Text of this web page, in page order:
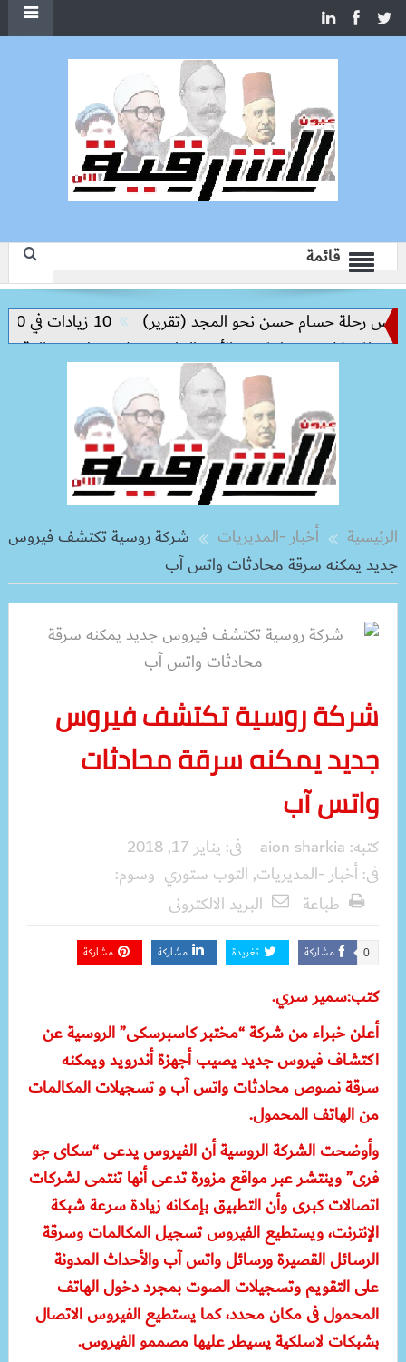
قائمة
رحلة حسام حسن نحو المجد (تقرير)
10 زيادات في 10 سنوات.. هل حان الوقت لرفع دعم البنزين نهائيا؟
الأمن العام يضبط 15 طن من الدقيق الأبيض المدعم
الرئيسية أخبار -المديريات
شركة روسية تكتشف فيروس
جديد يمكنه سرقة محادثات واتس آب
شركة روسية تكتشف فيروس
جديد يمكنه سرقة محادثات
واتس آب
كتبه: aion sharkia فى: يناير 17, 2018
فى:أخبار -المديريات, التوب ستوري وسوم:
طباعة
البريد الالكترونى
مشاركة 0 تغريدة مشاركة مشاركة
كتب:سمير سري.
أعلن خبراء من شركة “مختبر كاسبرسكى” الروسية عن
اكتشاف فيروس جديد يصيب أجهزة أندرويد ويمكنه
سرقة نصوص محادثات واتس آب و تسجيلات المكالمات
من الهاتف المحمول.
وأوضحت الشركة الروسية أن الفيروس يدعى “سكاى جو
فرى” وينتشر عبر مواقع مزورة تدعى أنها تنتمى لشركات
اتصالات كبرى وأن التطبيق بإمكانه زيادة سرعة شبكة
الإنترنت، ويستطيع الفيروس تسجيل المكالمات وسرقة
الرسائل القصيرة ورسائل واتس آب والأحداث المدونة
على التقويم وتسجيلات الصوت بمجرد دخول الهاتف
المحمول فى مكان محدد، كما يستطيع الفيروس الاتصال
بشبكات لاسلكية يسيطر عليها مصممو الفيروس.